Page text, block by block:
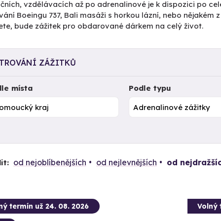
vzdělávacích až po adrenalinové je k dispozici po
Boeingu 737, Bali masáži s horkou lázní, nebo nějakém
bude zážitek pro obdarované dárkem na celý život.
ZÁŽITKŮ
místa Podle typu
od nejoblíbenějších od nejlevnějších od
termín už 24. 08. 2026 Volný